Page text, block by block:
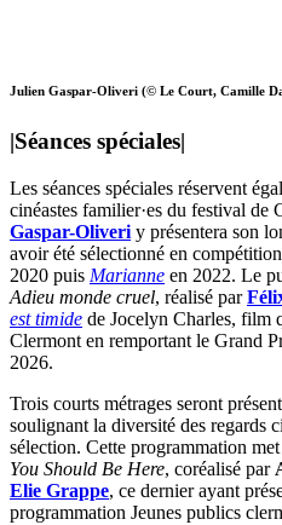
Julien Gaspar-Oliveri (© Le Court, Camille
|Séances spéciales|
Les séances spéciales réservent
cinéastes familier·es du festival de
Gaspar-Oliveri y présentera son
avoir été sélectionné en
2020 puis Marianne en 2022. Le
Adieu monde cruel, réalisé par
est timide de Jocelyn Charles, film
Clermont en remportant le Grand
2026.
Trois courts métrages seront
soulignant la diversité des regards
sélection. Cette programmation
You Should Be Here, coréalisé par
Elie Grappe, ce dernier ayant
programmation Jeunes publics